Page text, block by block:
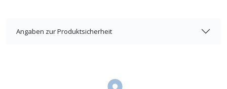
Angaben zur Produktsicherheit